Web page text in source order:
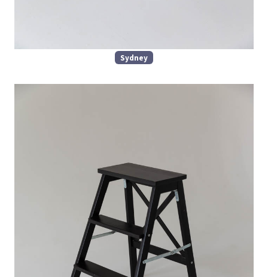
Sydney